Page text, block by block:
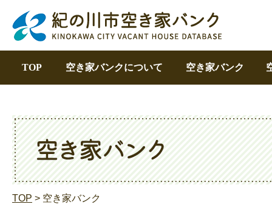
TOP 空き家バンクについて 空き家バンク
TOP > 空き家バンク